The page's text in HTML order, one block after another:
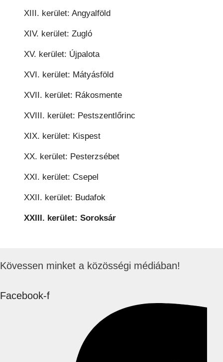
XIII. kerület: Angyalföld
XIV. kerület: Zugló
XV. kerület: Újpalota
XVI. kerület: Mátyásföld
XVII. kerület: Rákosmente
XVIII. kerület: Pestszentlőrinc
XIX. kerület: Kispest
XX. kerület: Pesterzsébet
XXI. kerület: Csepel
XXII. kerület: Budafok
XXIII. kerület: Soroksár
Kövessen minket a közösségi médiában!
Facebook-f